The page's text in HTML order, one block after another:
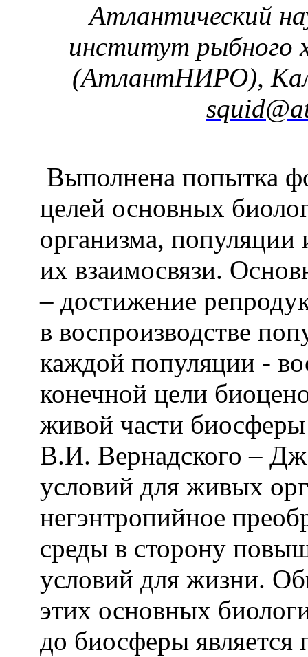
Атлантический
институт рыбного
(АтлантНИРО),
squid@
Выполнена попытка
целей основных
организма,
их взаимосвязи.
– достижение
в воспроизводстве
каждой популяции -
конечной цели
живой части
В.И. Вернадского –
условий для живых
негэнтропийное
среды в сторону
условий для жизни.
этих основных
до биосферы